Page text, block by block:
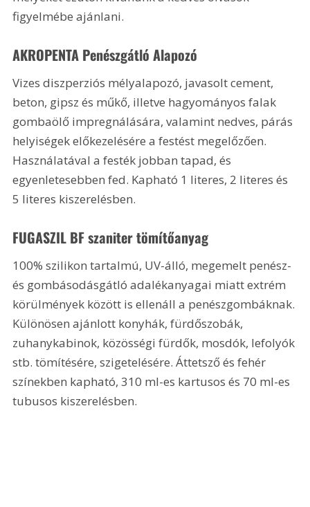
figyelmébe ajánlani.
AKROPENTA Penészgátló Alapozó
Vizes diszperziós mélyalapozó, javasolt cement,
beton, gipsz és műkő, illetve hagyományos falak
gombaölő impregnálására, valamint nedves, párás
helyiségek előkezelésére a festést megelőzően.
Használatával a festék jobban tapad, és
egyenletesebben fed. Kapható 1 literes, 2 literes és
5 literes kiszerelésben.
FUGASZIL BF szaniter tömítőanyag
100% szilikon tartalmú, UV-álló, megemelt penész-
és gombásodásgátló adalékanyagai miatt extrém
körülmények között is ellenáll a penészgombáknak.
Különösen ajánlott konyhák, fürdőszobák,
zuhanykabinok, közösségi fürdők, mosdók, lefolyók
stb. tömítésére, szigetelésére. Áttetsző és fehér
színekben kapható, 310 ml-es kartusos és 70 ml-es
tubusos kiszerelésben.